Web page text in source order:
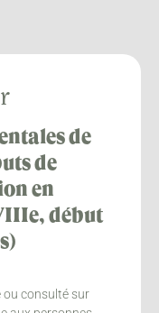
de
de
en
début
ou consulté sur